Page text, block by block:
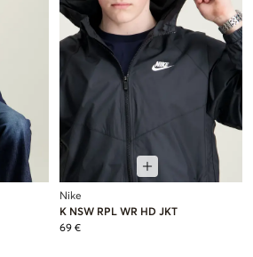
Nike
K NSW RPL WR HD JKT
69 €